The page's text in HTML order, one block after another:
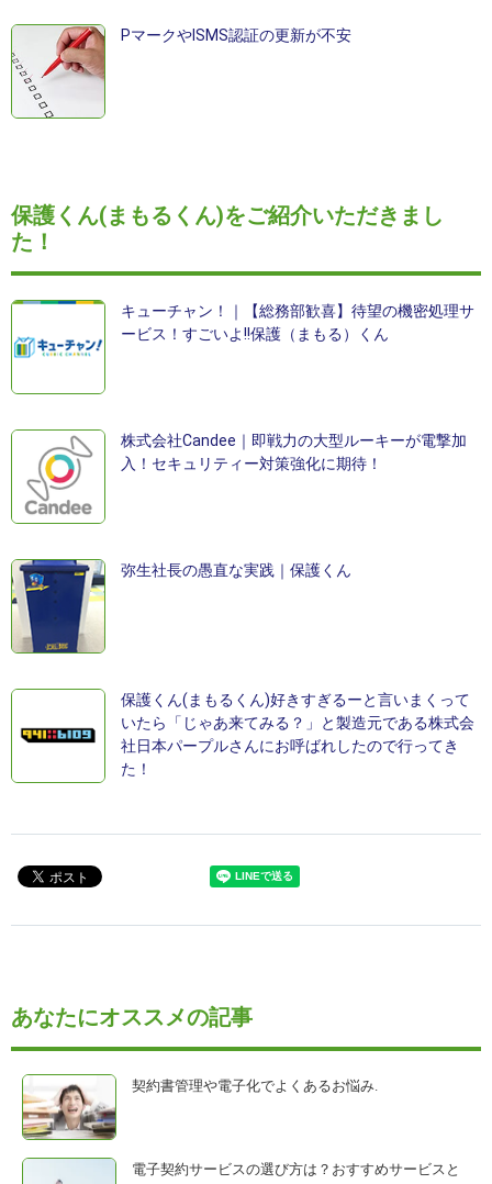
PマークやISMS認証の更新が不安
保護くん(まもるくん)をご紹介いただきまし
た！
キューチャン！｜【総務部歓喜】待望の機密処理サ
ービス！すごいよ!!保護（まもる）くん
株式会社Candee｜即戦力の大型ルーキーが電撃加
入！セキュリティー対策強化に期待！
弥生社長の愚直な実践｜保護くん
保護くん(まもるくん)好きすぎるーと言いまくって
いたら「じゃあ来てみる？」と製造元である株式会
社日本パープルさんにお呼ばれしたので行ってき
た！
あなたにオススメの記事
契約書管理や電子化でよくあるお悩み.
電子契約サービスの選び方は？おすすめサービスと